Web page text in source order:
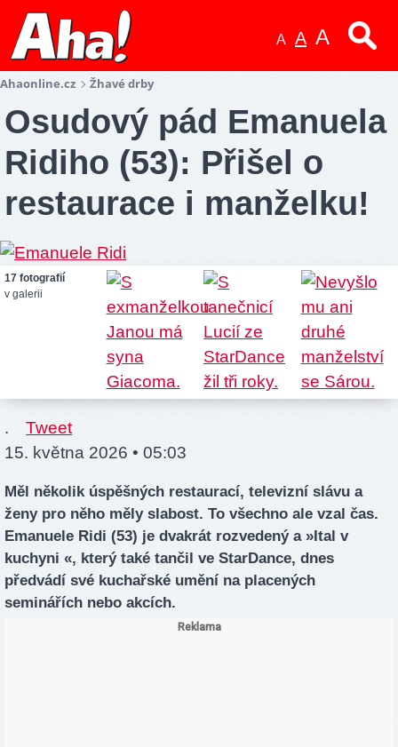
A A A
Ahaonline.cz Žhavé drby
Osudový pád Emanuela
Ridiho (53): Přišel o
restaurace i manželku!
17 fotografií
v galerii
.
Tweet
15. května 2026 • 05:03
Měl několik úspěšných restaurací, televizní slávu a
ženy pro něho měly slabost. To všechno ale vzal čas.
Emanuele Ridi (53) je dvakrát rozvedený a »Ital v
kuchyni «, který také tančil ve StarDance, dnes
předvádí své kuchařské umění na placených
seminářích nebo akcích.